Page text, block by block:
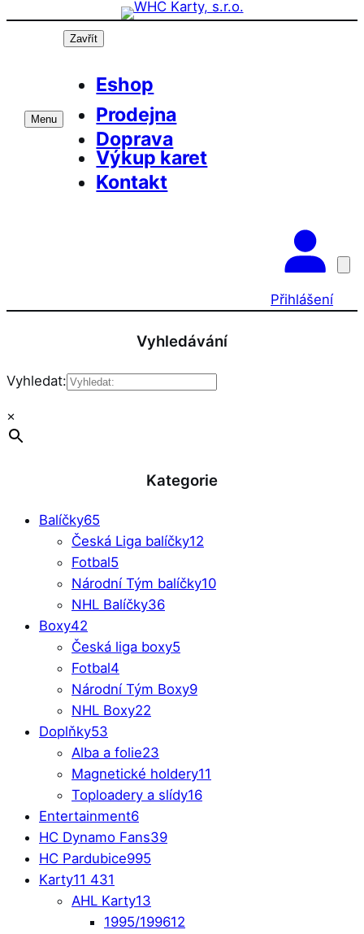
Přeskočit
Menu
Zavřít
Eshop
Prodejna
Doprava
Výkup karet
Kontakt
Přihlášení
Vyhledávání
Vyhledat:
×
Kategorie
Balíčky65
Česká Liga balíčky12
Fotbal5
Národní Tým balíčky10
NHL Balíčky36
Boxy42
Česká liga boxy5
Fotbal4
Národní Tým Boxy9
NHL Boxy22
Doplňky53
Alba a folie23
Magnetické holdery11
Toploadery a slídy16
Entertainment6
HC Dynamo Fans39
HC Pardubice995
Karty11 431
AHL Karty13
1995/199612